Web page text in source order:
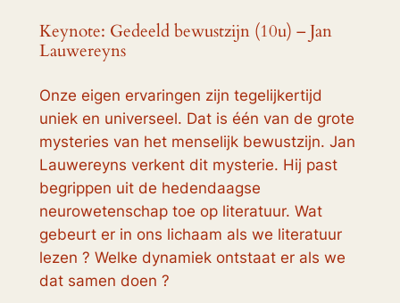
Keynote: Gedeeld bewustzijn (10u) – Jan
Lauwereyns
Onze eigen ervaringen zijn tegelijkertijd
uniek en universeel. Dat is één van de grote
mysteries van het menselijk bewustzijn. Jan
Lauwereyns verkent dit mysterie. Hij past
begrippen uit de hedendaagse
neurowetenschap toe op literatuur. Wat
gebeurt er in ons lichaam als we literatuur
lezen ? Welke dynamiek ontstaat er als we
dat samen doen ?